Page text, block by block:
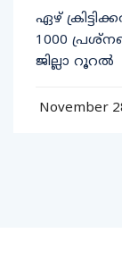
ഏഴ്
1000
ജില്ലാ റൂറല്‍
November